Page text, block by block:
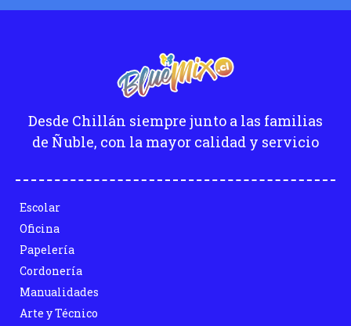
Desde Chillán siempre junto a las familias
de Ñuble, con la mayor calidad y servicio
Escolar
Oficina
Papelería
Cordonería
Manualidades
Arte y Técnico